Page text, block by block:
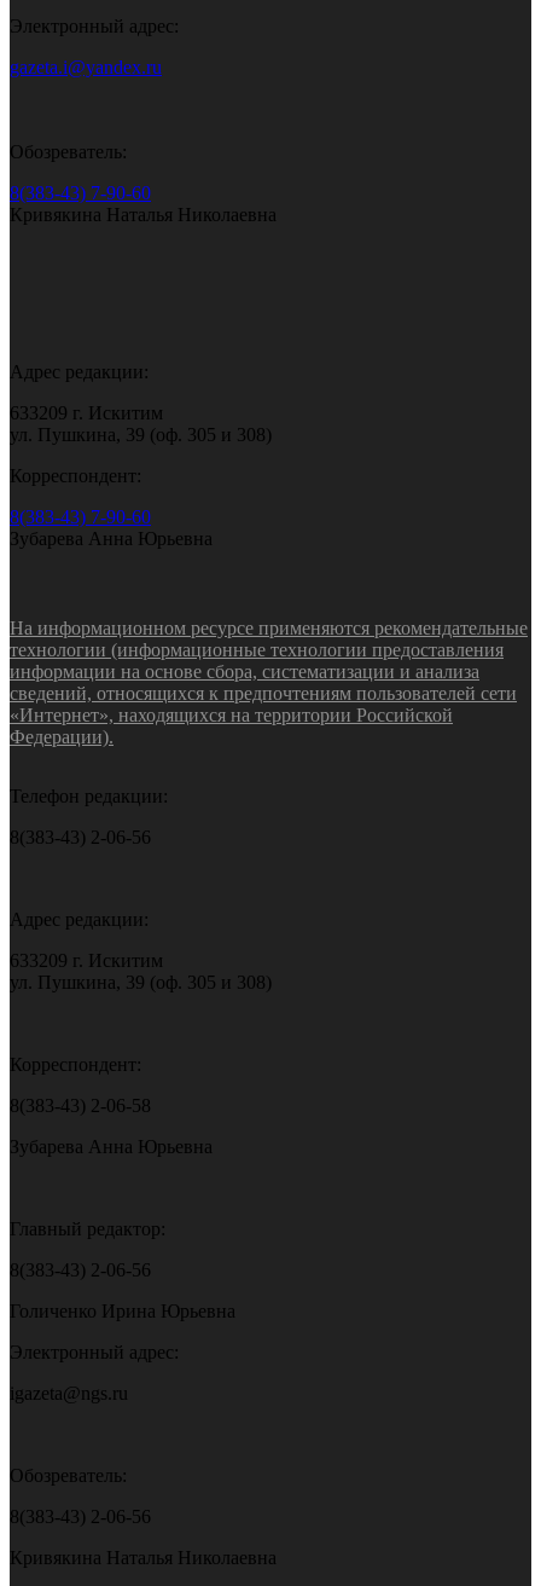
Электронный адрес:
gazeta.i@yandex.ru
Обозреватель:
8(383-43) 7-90-60
Кривякина Наталья Николаевна
Адрес редакции:
633209 г. Искитим
ул. Пушкина, 39 (оф. 305 и 308)
Корреспондент:
8(383-43) 7-90-60
Зубарева Анна Юрьевна
На информационном ресурсе применяются рекомендательные
технологии (информационные технологии предоставления
информации на основе сбора, систематизации и анализа
сведений, относящихся к предпочтениям пользователей сети
«Интернет», находящихся на территории Российской
Федерации).
Телефон редакции:
8(383-43) 2-06-56
Адрес редакции:
633209 г. Искитим
ул. Пушкина, 39 (оф. 305 и 308)
Корреспондент:
8(383-43) 2-06-58
Зубарева Анна Юрьевна
Главный редактор:
8(383-43) 2-06-56
Голиченко Ирина Юрьевна
Электронный адрес:
igazeta@ngs.ru
Обозреватель:
8(383-43) 2-06-56
Кривякина Наталья Николаевна